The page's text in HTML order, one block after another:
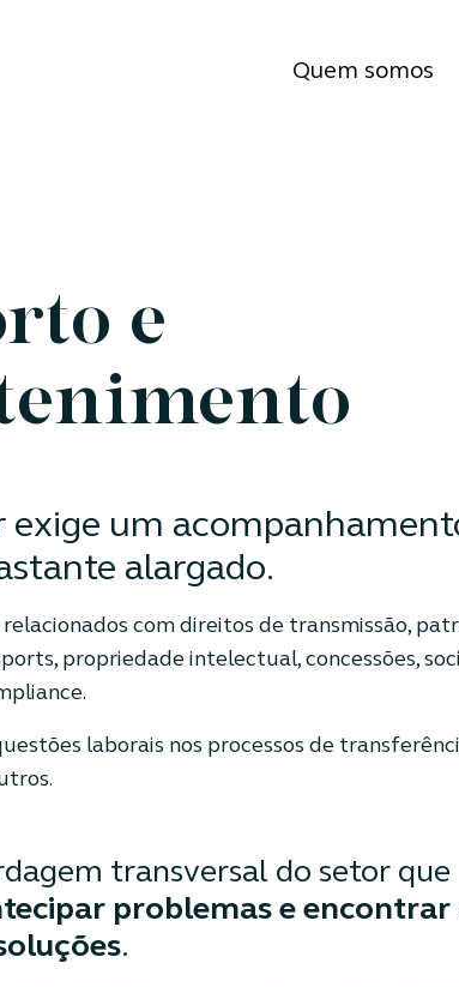
Quem somos
e
exige um
alargado.
com direitos de transmissão,
propriedade intelectual, concessões,
laborais nos processos de
transversal do setor que
problemas e encontrar
.